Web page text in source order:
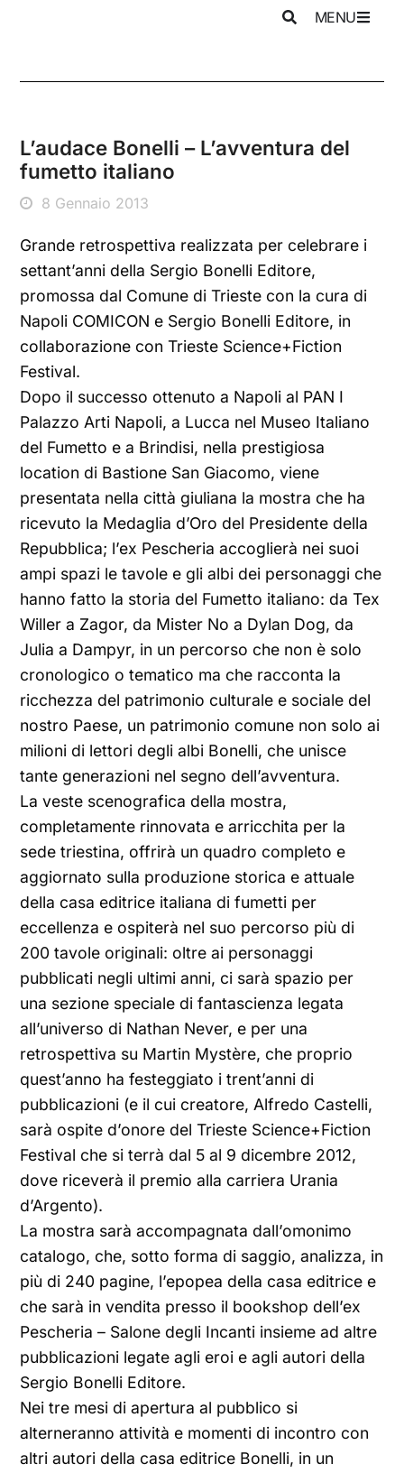
MENU
L’audace Bonelli – L’avventura del
fumetto italiano
8 Gennaio 2013
Grande retrospettiva realizzata per celebrare i
settant’anni della Sergio Bonelli Editore,
promossa dal Comune di Trieste con la cura di
Napoli COMICON e Sergio Bonelli Editore, in
collaborazione con Trieste Science+Fiction
Festival.
Dopo il successo ottenuto a Napoli al PAN I
Palazzo Arti Napoli, a Lucca nel Museo Italiano
del Fumetto e a Brindisi, nella prestigiosa
location di Bastione San Giacomo, viene
presentata nella città giuliana la mostra che ha
ricevuto la Medaglia d’Oro del Presidente della
Repubblica; l’ex Pescheria accoglierà nei suoi
ampi spazi le tavole e gli albi dei personaggi che
hanno fatto la storia del Fumetto italiano: da Tex
Willer a Zagor, da Mister No a Dylan Dog, da
Julia a Dampyr, in un percorso che non è solo
cronologico o tematico ma che racconta la
ricchezza del patrimonio culturale e sociale del
nostro Paese, un patrimonio comune non solo ai
milioni di lettori degli albi Bonelli, che unisce
tante generazioni nel segno dell’avventura.
La veste scenografica della mostra,
completamente rinnovata e arricchita per la
sede triestina, offrirà un quadro completo e
aggiornato sulla produzione storica e attuale
della casa editrice italiana di fumetti per
eccellenza e ospiterà nel suo percorso più di
200 tavole originali: oltre ai personaggi
pubblicati negli ultimi anni, ci sarà spazio per
una sezione speciale di fantascienza legata
all’universo di Nathan Never, e per una
retrospettiva su Martin Mystère, che proprio
quest’anno ha festeggiato i trent’anni di
pubblicazioni (e il cui creatore, Alfredo Castelli,
sarà ospite d’onore del Trieste Science+Fiction
Festival che si terrà dal 5 al 9 dicembre 2012,
dove riceverà il premio alla carriera Urania
d’Argento).
La mostra sarà accompagnata dall’omonimo
catalogo, che, sotto forma di saggio, analizza, in
più di 240 pagine, l’epopea della casa editrice e
che sarà in vendita presso il bookshop dell’ex
Pescheria – Salone degli Incanti insieme ad altre
pubblicazioni legate agli eroi e agli autori della
Sergio Bonelli Editore.
Nei tre mesi di apertura al pubblico si
alterneranno attività e momenti di incontro con
altri autori della casa editrice Bonelli, in un